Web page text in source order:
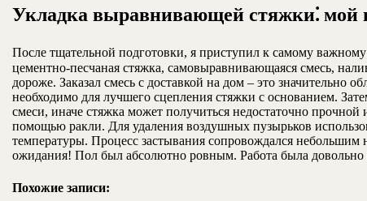
Укладка выравнивающей стяжки⁚ мой
После тщательной подготовки, я приступил к самому
цементно-песчаная стяжка, самовыравнивающаяся смесь,
дороже. Заказал смесь с доставкой на дом – это значительно
необходимо для лучшего сцепления стяжки с основанием.
смеси, иначе стяжка может получиться недостаточно
помощью ракли. Для удаления воздушных пузырьков
температуры. Процесс застывания сопровождался небольшим
ожидания! Пол был абсолютно ровным. Работа была довольно
Похожие записи: